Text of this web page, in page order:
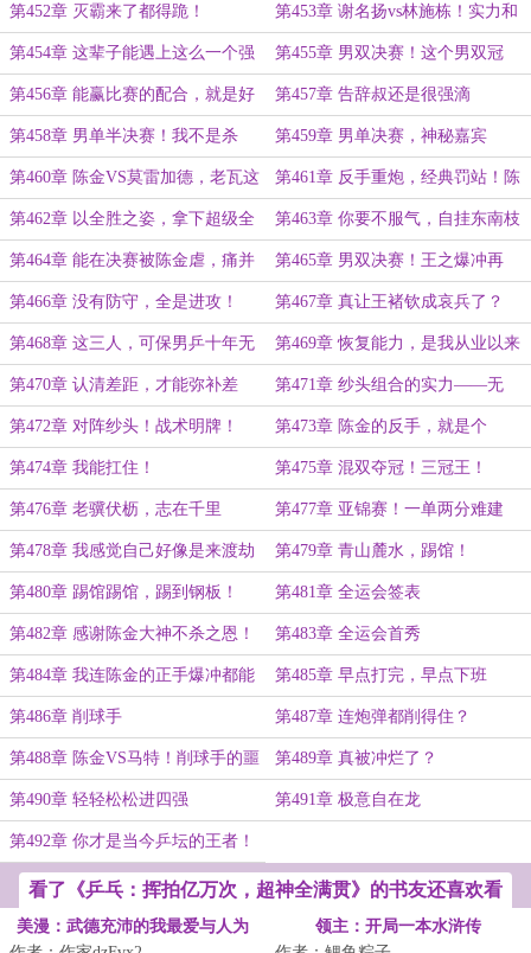
唱个什么劲儿？ 和尊重！
第452章 灭霸来了都得跪！ 第453章 谢名扬vs林施栋！实力和
体力的争锋！
第454章 这辈子能遇上这么一个强
大的对手，何其幸事！
第455章 男双决赛！这个男双冠
军，我势在必得！
第456章 能赢比赛的配合，就是好
配合！
第457章 告辞叔还是很强滴
第458章 男单半决赛！我不是杀
手，不负责替人报仇！
第459章 男单决赛，神秘嘉宾
第460章 陈金VS莫雷加德，老瓦这
是来给莫雷加德叠buff的？
第461章 反手重炮，经典罚站！陈
金再夺大满贯赛冠军！
第462章 以全胜之姿，拿下超级全
满贯？
第463章 你要不服气，自挂东南枝
第464章 能在决赛被陈金虐，痛并
快乐着！
第465章 男双决赛！王之爆冲再
现！
第466章 没有防守，全是进攻！ 第467章 真让王褚钦成哀兵了？
第468章 这三人，可保男乒十年无
忧！
第469章 恢复能力，是我从业以来
见过中最强的！
第470章 认清差距，才能弥补差
距！
第471章 纱头组合的实力——无
解？
第472章 对阵纱头！战术明牌！ 第473章 陈金的反手，就是个
BUG！
第474章 我能扛住！ 第475章 混双夺冠！三冠王！
第476章 老骥伏枥，志在千里 第477章 亚锦赛！一单两分难建
功？
第478章 我感觉自己好像是来渡劫
的
第479章 青山麓水，踢馆！
第480章 踢馆踢馆，踢到钢板！ 第481章 全运会签表
第482章 感谢陈金大神不杀之恩！ 第483章 全运会首秀
第484章 我连陈金的正手爆冲都能
挡得住，何况是你的！
第485章 早点打完，早点下班
第486章 削球手 第487章 连炮弹都削得住？
第488章 陈金VS马特！削球手的噩
梦！
第489章 真被冲烂了？
第490章 轻轻松松进四强 第491章 极意自在龙
第492章 你才是当今乒坛的王者！
看了《乒乓：挥拍亿万次，超神全满贯》的书友还喜欢看
美漫：武德充沛的我最爱与人为
领主：开局一本水浒传